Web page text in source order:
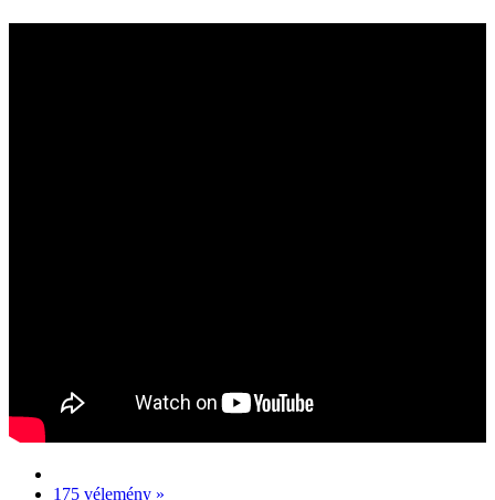
175 vélemény »